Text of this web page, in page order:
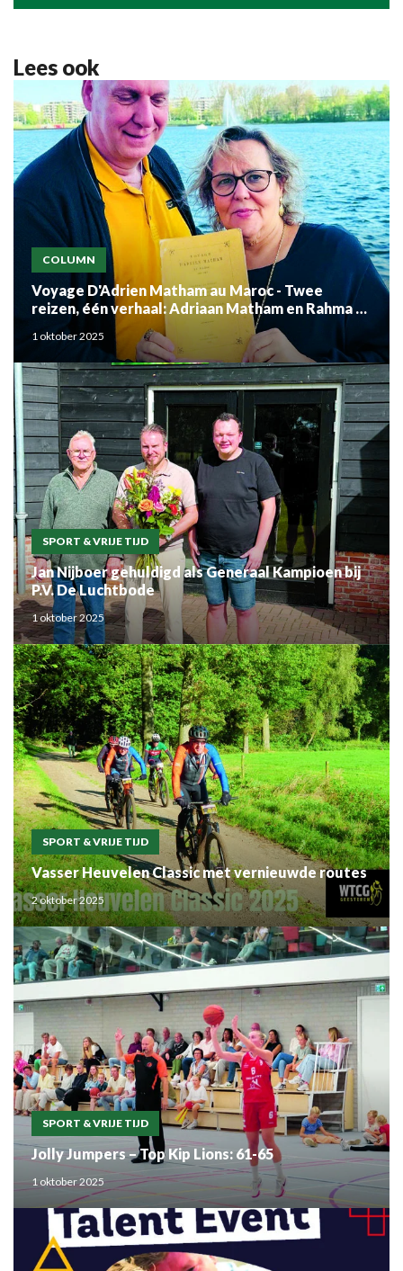
Lees ook
COLUMN
Voyage D'Adrien Matham au Maroc - Twee
reizen, één verhaal: Adriaan Matham en Rahma el
Mouden
1 oktober 2025
SPORT & VRIJE TIJD
Jan Nijboer gehuldigd als Generaal Kampioen bij
P.V. De Luchtbode
1 oktober 2025
SPORT & VRIJE TIJD
Vasser Heuvelen Classic met vernieuwde routes
2 oktober 2025
SPORT & VRIJE TIJD
Jolly Jumpers – Top Kip Lions: 61-65
1 oktober 2025